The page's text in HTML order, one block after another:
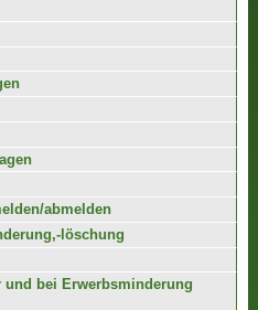
abmelden
löschung
bei Erwerbsminderung